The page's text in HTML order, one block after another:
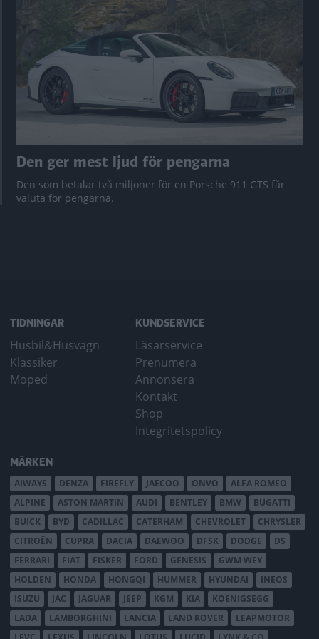
Den ger mest ljud för pengarna
Den som betalar två miljoner för en Porsche 911 GTS får
valuta för pengarna.
TIDNINGAR
Husbil&Husvagn
Klassiker
Moped
KUNDSERVICE
Läsarservice
Prenumera
Annonsera
Kontakt
Shop
Integritetspolicy
MÄRKEN
AIWAYS DENZA FIREFLY JAECOO ONVO
ALFA ROMEO
ALPINE
ASTON MARTIN AUDI BENTLEY BMW
BUGATTI
BUICK
BYD CADILLAC CATERHAM CHEVROLET
CHRYSLER
CITROËN
CUPRA DACIA DAEWOO DFSK DODGE
DS
FERRARI
FIAT FISKER FORD GENESIS
GWM WEY
HOLDEN
HONDA HONGQI HUMMER HYUNDAI
INEOS
ISUZU
JAC JAGUAR JEEP KGM KIA
KOENIGSEGG
LADA
LAMBORGHINI LANCIA LAND ROVER
LEAPMOTOR